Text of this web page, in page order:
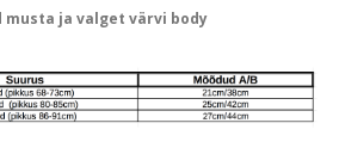
musta ja valget värvi body